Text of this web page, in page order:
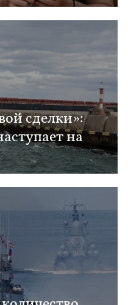
сделки»:
на